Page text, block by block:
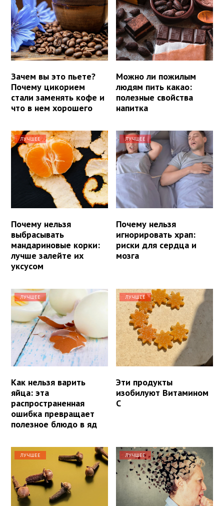
Зачем вы это пьете?
Почему цикорием
стали заменять кофе и
что в нем хорошего
Можно ли пожилым
людям пить какао:
полезные свойства
напитка
ЛУЧШЕЕ
Почему нельзя
выбрасывать
мандариновые корки:
лучше залейте их
уксусом
ЛУЧШЕЕ
Почему нельзя
игнорировать храп:
риски для сердца и
мозга
ЛУЧШЕЕ
Как нельзя варить
яйца: эта
распространенная
ошибка превращает
полезное блюдо в яд
ЛУЧШЕЕ
Эти продукты
изобилуют Витамином
С
ЛУЧШЕЕ ЛУЧШЕЕ